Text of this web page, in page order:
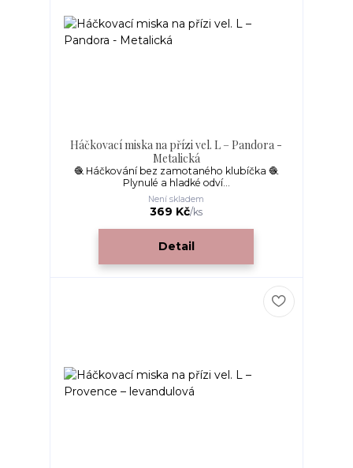
Háčkovací miska na přízi vel. L – Pandora -
Metalická
🧶 Háčkování bez zamotaného klubíčka 🧶
Plynulé a hladké odví...
369 Kč/ks
Není skladem
Detail